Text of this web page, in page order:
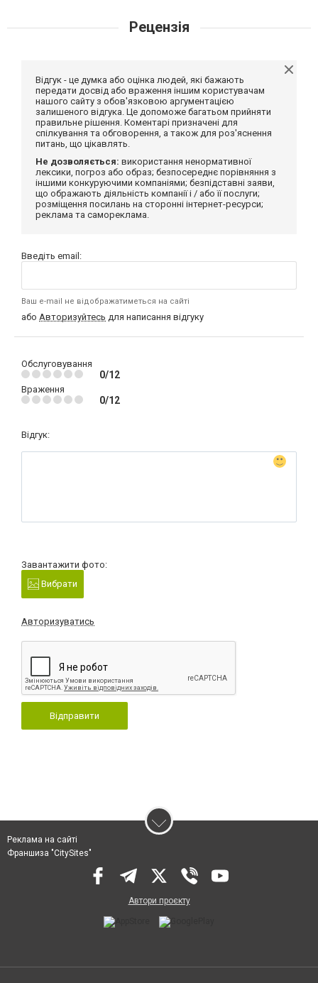
Рецензія
Відгук - це думка або оцінка людей, які бажають
передати досвід або враження іншим користувачам
нашого сайту з обов'язковою аргументацією
залишеного відгука. Це допоможе багатьом прийняти
правильне рішення. Коментарі призначені для
спілкування та обговорення, а також для роз'яснення
питань, що цікавлять.
Не дозволяється: використання ненормативної
лексики, погроз або образ; безпосереднє порівняння з
іншими конкуруючими компаніями; безпідставні заяви,
що ображають діяльність компанії і / або її послуги;
розміщення посилань на сторонні інтернет-ресурси;
реклама та самореклама.
Введіть email:
Ваш e-mail не відображатиметься на сайті
або Авторизуйтесь для написання відгуку
Обслуговування
0/12
Враження
0/12
Відгук:
Завантажити фото:
Вибрати
Авторизуватись
Відправити
Реклама на сайті
Франшиза "CitySites"
Автори проєкту